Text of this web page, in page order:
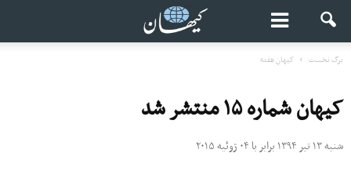
برگ نخست کیهانِ هفته
کیهان شماره ۱۵ منتشر شد
شنبه ۱۳ تیر ۱۳۹۴ برابر با ۰۴ ژوئیه ۲۰۱۵